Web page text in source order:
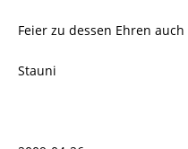
Feier zu dessen Ehren
Stauni